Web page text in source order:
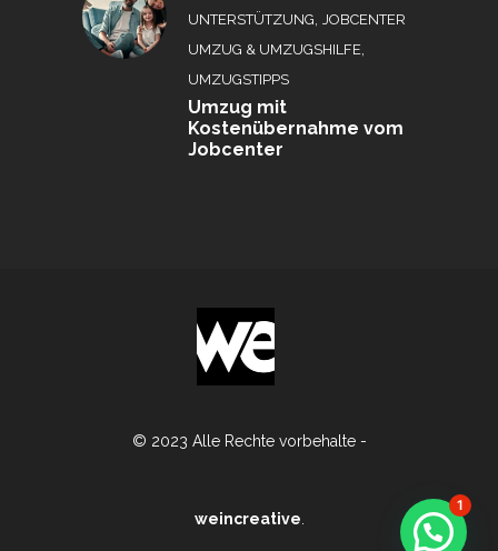
UNTERSTÜTZUNG, JOBCENTER
UMZUG & UMZUGSHILFE,
UMZUGSTIPPS
Umzug mit
Kostenübernahme vom
Jobcenter
© 2023 Alle Rechte vorbehalte -
weincreative.
1